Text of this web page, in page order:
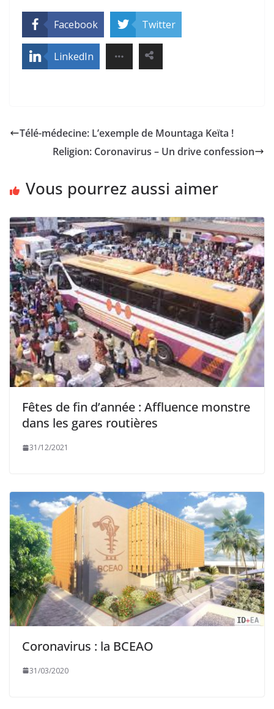
Facebook Twitter
LinkedIn
Télé-médecine: L’exemple de Mountaga Keïta !
Religion: Coronavirus – Un drive confession
Vous pourrez aussi aimer
Fêtes de fin d’année : Affluence monstre
dans les gares routières
31/12/2021
Coronavirus : la BCEAO
31/03/2020